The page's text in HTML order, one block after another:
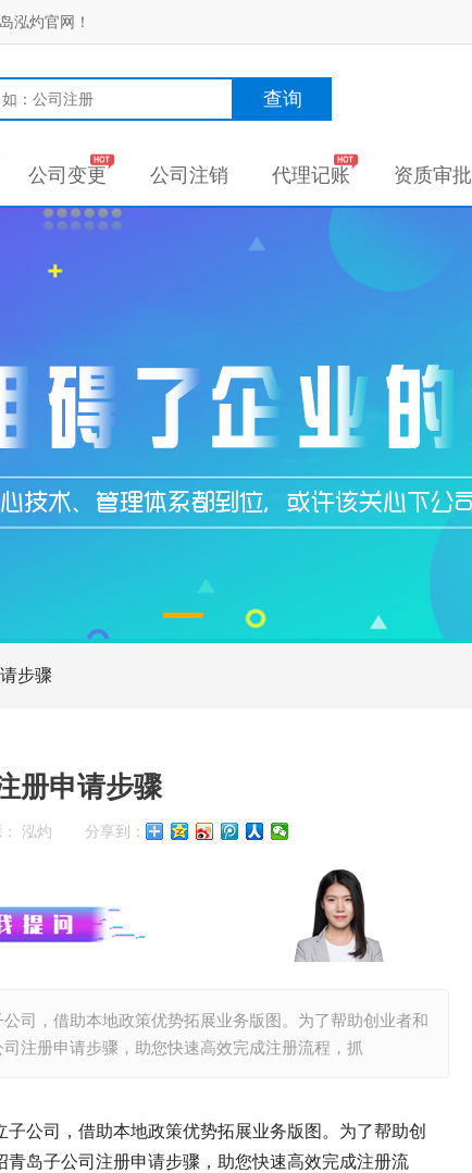
泓灼官网！
查询
公司变更 公司注销 代理记账 资质审批
步骤
册申请步骤
泓灼 分享到：
司，借助本地政策优势拓展业务版图。为了帮助创业者和
注册申请步骤，助您快速高效完成注册流程，抓
公司，借助本地政策优势拓展业务版图。为了帮助创
岛子公司注册申请步骤，助您快速高效完成注册流